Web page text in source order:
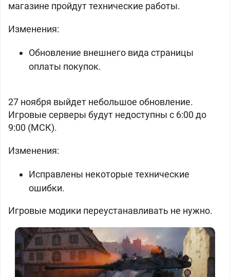
магазине пройдут технические работы.
Изменения:
Обновление внешнего вида страницы
оплаты покупок.
27 ноября выйдет небольшое обновление.
Игровые серверы будут недоступны с 6:00 до
9:00 (МСК).
Изменения:
Исправлены некоторые технические
ошибки.
Игровые модики переустанавливать не нужно.